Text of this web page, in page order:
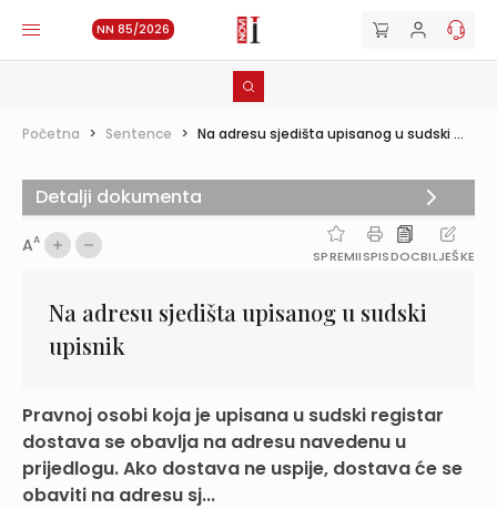
NN 85/2026
Početna > Sentence > Na adresu sjedišta upisanog u sudski ...
AA
SPREMIISPISDOCBILJEŠKE
Na adresu sjedišta upisanog u sudski
upisnik
Pravnoj osobi koja je upisana u sudski registar
dostava se obavlja na adresu navedenu u
prijedlogu. Ako dostava ne uspije, dostava će se
obaviti na adresu sj...
Detalji dokumenta